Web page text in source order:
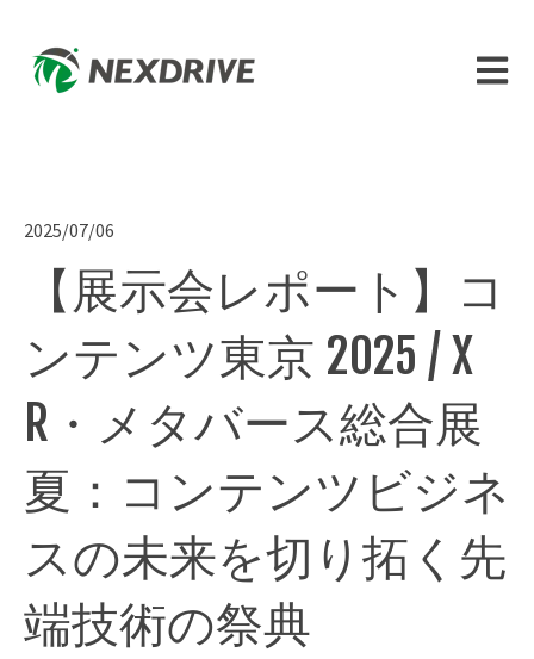
メイ
2025/07/06
【展示会レポート】コ
ンテンツ東京 2025 / X
R・メタバース総合展
夏：コンテンツビジネ
スの未来を切り拓く先
端技術の祭典